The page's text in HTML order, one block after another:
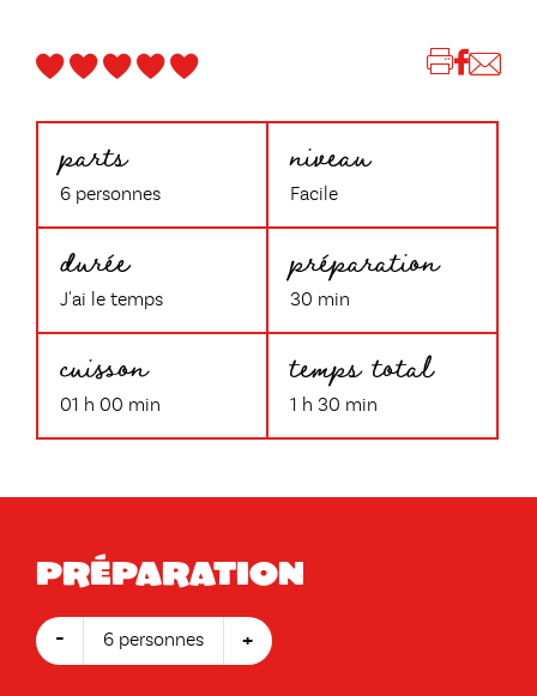
parts
6 personnes
niveau
Facile
durée
J'ai le temps
préparation
30 min
cuisson
01 h 00 min
temps total
1 h 30 min
Préparation
- 6 personnes +